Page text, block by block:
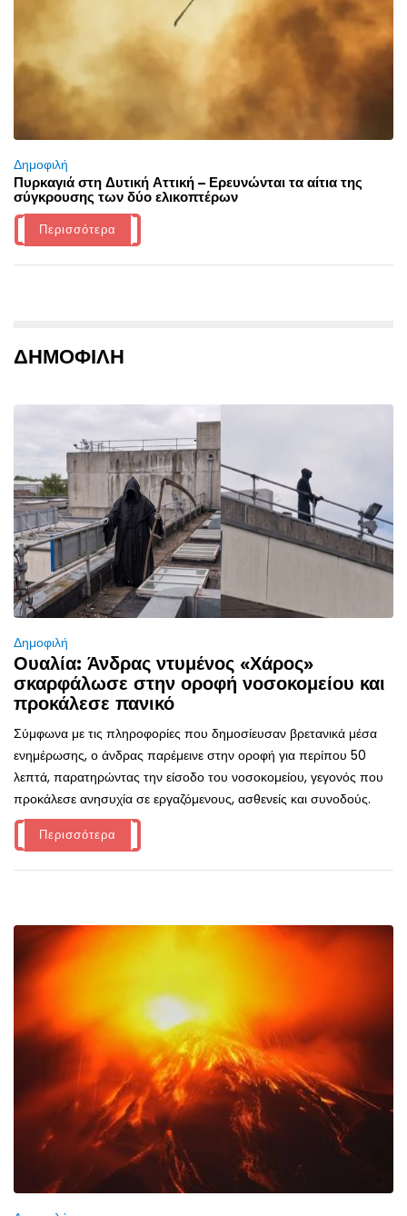
Δημοφιλή
Πυρκαγιά στη Δυτική Αττική – Ερευνώνται τα αίτια της
σύγκρουσης των δύο ελικοπτέρων
Περισσότερα
ΔΗΜΟΦΙΛΗ
Δημοφιλή
Ουαλία: Άνδρας ντυμένος «Χάρος»
σκαρφάλωσε στην οροφή νοσοκομείου και
προκάλεσε πανικό
Σύμφωνα με τις πληροφορίες που δημοσίευσαν βρετανικά μέσα
ενημέρωσης, ο άνδρας παρέμεινε στην οροφή για περίπου 50
λεπτά, παρατηρώντας την είσοδο του νοσοκομείου, γεγονός που
προκάλεσε ανησυχία σε εργαζόμενους, ασθενείς και συνοδούς.
Περισσότερα